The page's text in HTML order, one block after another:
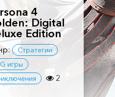
4
Digital
Edition
Стратегии
игры
2